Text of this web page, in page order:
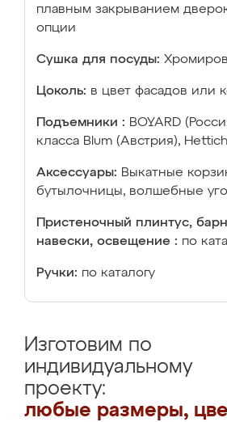
плавным закрыванием
опции
Сушка для посуды:
Цоколь: в цвет фасадов или
Подъемники : BOYARD
класса Blum (Австрия),
Аксессуары: Выкатные
бутылочницы, волшебные
Пристеночный плинтус,
навески, освещение : по
Ручки: по каталогу
Изготовим по
индивидуальному
проекту:
любые размеры,